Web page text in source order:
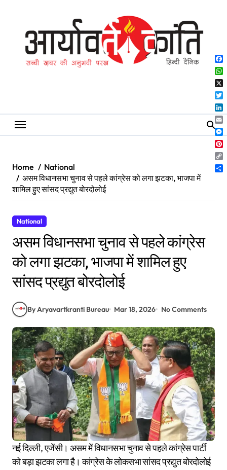
Home
National
असम विधानसभा चुनाव से पहले कांग्रेस को लगा झटका, भाजपा में
शामिल हुए सांसद प्रद्युत बोरदोलोई
National
असम विधानसभा चुनाव से पहले कांग्रेस
को लगा झटका, भाजपा में शामिल हुए
सांसद प्रद्युत बोरदोलोई
By Aryavartkranti Bureau Mar 18, 2026 No Comments
नई दिल्ली, एजेंसी। असम में विधानसभा चुनाव से पहले कांग्रेस पार्टी
को बड़ा झटका लगा है। कांग्रेस के लोकसभा सांसद प्रद्युत बोरदोलोई
X